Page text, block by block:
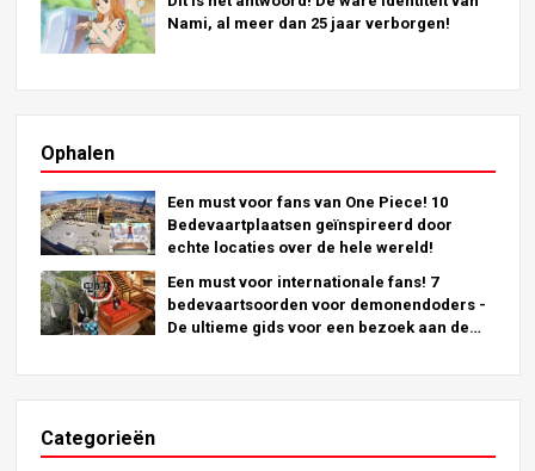
Nami, al meer dan 25 jaar verborgen!
Ophalen
Een must voor fans van One Piece! 10
Bedevaartplaatsen geïnspireerd door
echte locaties over de hele wereld!
Een must voor internationale fans! 7
bedevaartsoorden voor demonendoders -
De ultieme gids voor een bezoek aan de
Categorieën